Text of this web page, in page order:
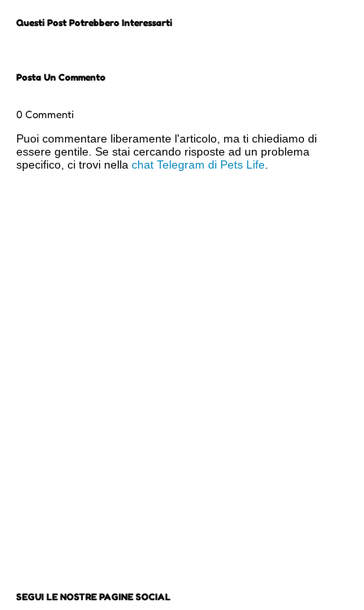
Questi Post Potrebbero Interessarti
Posta Un Commento
0 Commenti
Puoi commentare liberamente l'articolo, ma ti chiediamo di
essere gentile. Se stai cercando risposte ad un problema
specifico, ci trovi nella chat Telegram di Pets Life.
SEGUI LE NOSTRE PAGINE SOCIAL